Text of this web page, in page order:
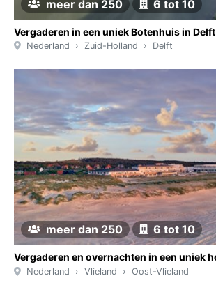
meer dan 250 6 tot 10
Vergaderen in een uniek Botenhuis in Delft
Nederland Zuid-Holland Delft
meer dan 250 6 tot 10
Nederland Vlieland Oost-Vlieland